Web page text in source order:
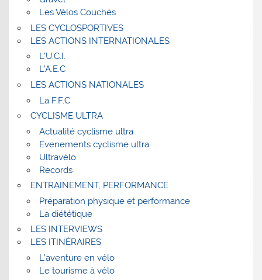
Les Vélos Couchés
LES CYCLOSPORTIVES
LES ACTIONS INTERNATIONALES
L’U.C.I.
L’A.E.C
LES ACTIONS NATIONALES
La F.F.C
CYCLISME ULTRA
Actualité cyclisme ultra
Evenements cyclisme ultra
Ultravélo
Records
ENTRAINEMENT, PERFORMANCE
Préparation physique et performance
La diététique
LES INTERVIEWS
LES ITINÉRAIRES
L’aventure en vélo
Le tourisme à vélo